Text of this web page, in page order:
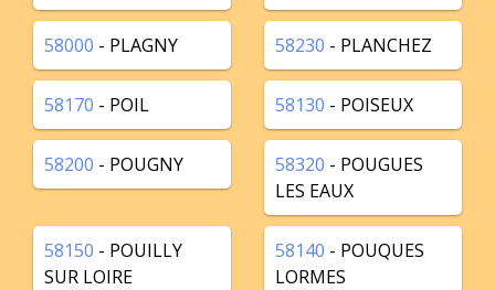
58000 - PLAGNY 58230 - PLANCHEZ
58170 - POIL 58130 - POISEUX
58200 - POUGNY 58320 - POUGUES
LES EAUX
58150 - POUILLY
SUR LOIRE
58140 - POUQUES
LORMES